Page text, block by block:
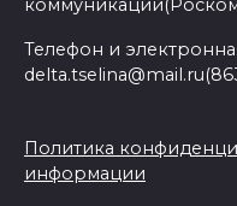
Телефон и
Политика
информации